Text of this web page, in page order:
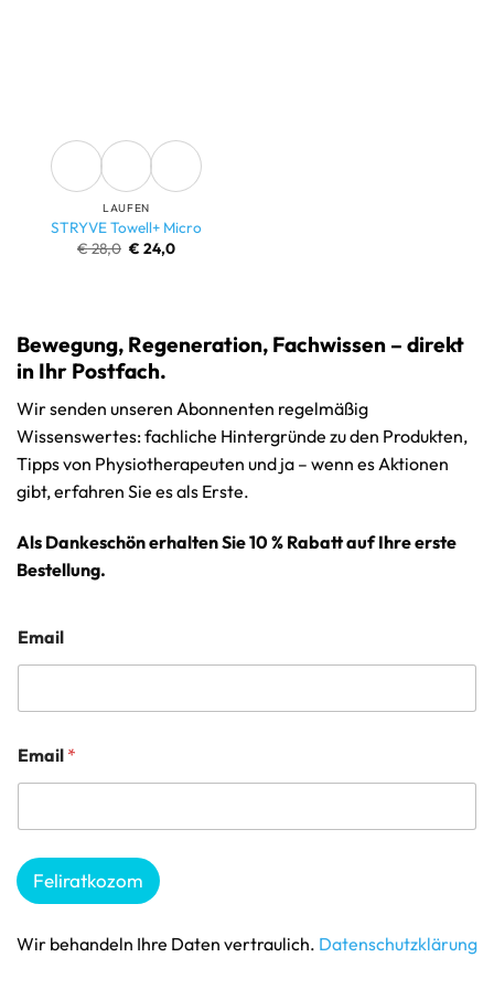
LAUFEN
STRYVE Towell+ Micro
€28,0 Ursprünglicher
Preis
€ 24,0Aktueller
Bewegung, Regeneration, Fachwissen – direkt
in Ihr Postfach.
Wir senden unseren Abonnenten regelmäßig
Wissenswertes: fachliche Hintergründe zu den Produkten,
Tipps von Physiotherapeuten und ja – wenn es Aktionen
gibt, erfahren Sie es als Erste.
Als Dankeschön erhalten Sie 10 % Rabatt auf Ihre erste
Bestellung.
Email
Email *
Feliratkozom
Wir behandeln Ihre Daten vertraulich. Datenschutzklärung